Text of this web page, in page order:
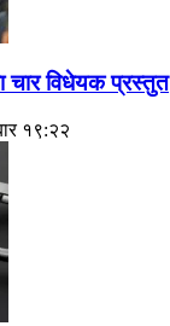
चार विधेयक प्रस्तुत
१९:२२